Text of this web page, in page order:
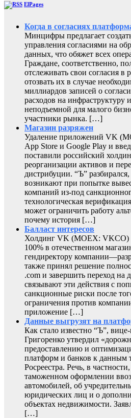
ElPages
Когда в согласиях
Минцифры предлагает
управления согласиями на
данных, что обяжет всех
Граждане, соответственно,
отслеживать свои согласия в
отозвать их в случае
миллиардов записей о
расходов на инфраструктуру
неподъемной для малого
участники рынка. […]
Магазин разряжен
Удаление приложений VK
App Store и Google Play и
поставили российский
реорганизации активов и
дистрибуции. “Ъ”
возникают при попытке
компаний из-под
технологическая
может ограничить работу
почему история […]
Балласт интересов
Холдинг VK (MOEX: VKCO)
100% в отечественном
гендиректору
также принял решение
.com и завершить переход на
связывают эти действия с
санкционные риски после
ограничения против
приложение […]
Данные выгрузят на
Как стало известно “Ъ”,
Григоренко утвердил
предоставлению и
платформ и банков к
Росреестра. Речь, в
таможенном оформлении
автомобилей, об
юридических лиц и о
объектах недвижимости.
[…]